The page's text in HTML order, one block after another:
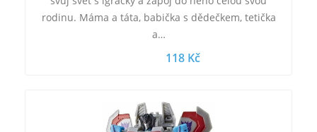
rodinu. Máma a táta, babička s dědečkem, tetička
a…
118 Kč